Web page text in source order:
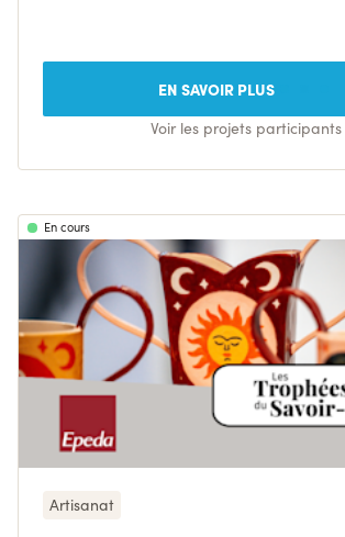
EN SAVOIR PLUS
Voir les projets participants
En cours
Artisanat